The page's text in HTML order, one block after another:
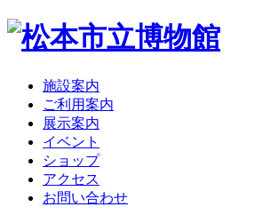
施設案内
ご利用案内
展示案内
イベント
ショップ
アクセス
お問い合わせ